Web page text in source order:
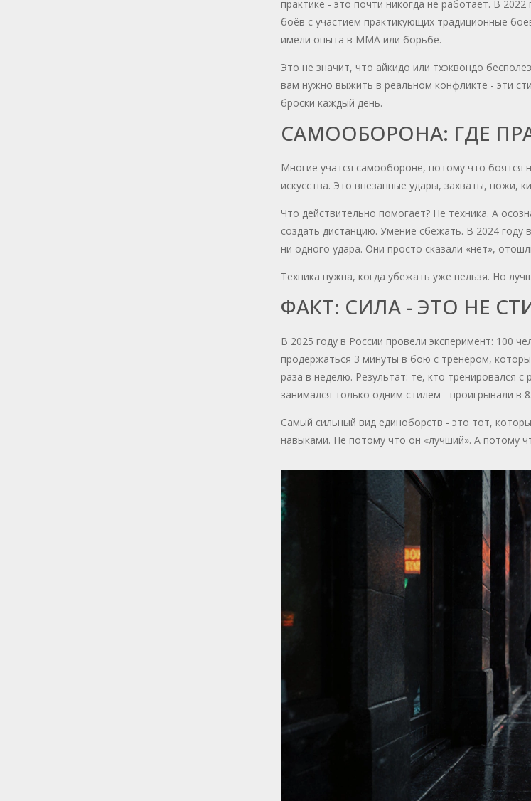
практике - это почти никогда не работает. В
боёв с участием практикующих традиционные
имели опыта в MMA или борьбе.
Это не значит, что айкидо или тхэквондо
вам нужно выжить в реальном конфликте - эти
броски каждый день.
САМООБОРОНА: ГДЕ
Многие учатся самообороне, потому что боятся
искусства. Это внезапные удары, захваты, ножи,
Что действительно помогает? Не техника. А
создать дистанцию. Умение сбежать. В 2024
ни одного удара. Они просто сказали «нет»,
Техника нужна, когда убежать уже нельзя. Но
ФАКТ: СИЛА - ЭТО НЕ
В 2025 году в России провели эксперимент: 100
продержаться 3 минуты в бою с тренером,
раза в неделю. Результат: те, кто тренировался
занимался только одним стилем - проигрывали в
Самый сильный вид единоборств - это тот,
навыками. Не потому что он «лучший». А потому